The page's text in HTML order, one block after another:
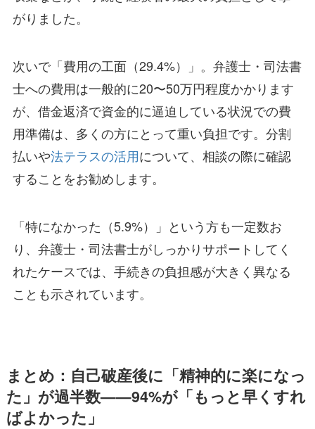
がりました。
次いで「費用の工面（29.4%）」。弁護士・司法書
士への費用は一般的に20〜50万円程度かかります
が、借金返済で資金的に逼迫している状況での費
用準備は、多くの方にとって重い負担です。分割
払いや法テラスの活用について、相談の際に確認
することをお勧めします。
「特になかった（5.9%）」という方も一定数お
り、弁護士・司法書士がしっかりサポートしてく
れたケースでは、手続きの負担感が大きく異なる
ことも示されています。
まとめ：自己破産後に「精神的に楽になっ
た」が過半数——94%が「もっと早くすれ
ばよかった」